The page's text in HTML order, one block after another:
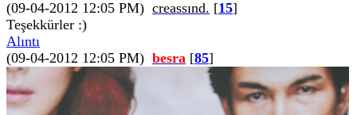
(09-04-2012 12:05 PM) creassınd. [15]
Teşekkürler :)
Alıntı
(09-04-2012 12:05 PM) besra [85]